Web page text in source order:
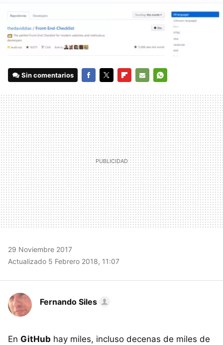
Sin comentarios
MAIL
29 Noviembre 2017
Actualizado 5 Febrero 2018, 11:07
Fernando Siles
En GitHub hay miles, incluso decenas de miles de